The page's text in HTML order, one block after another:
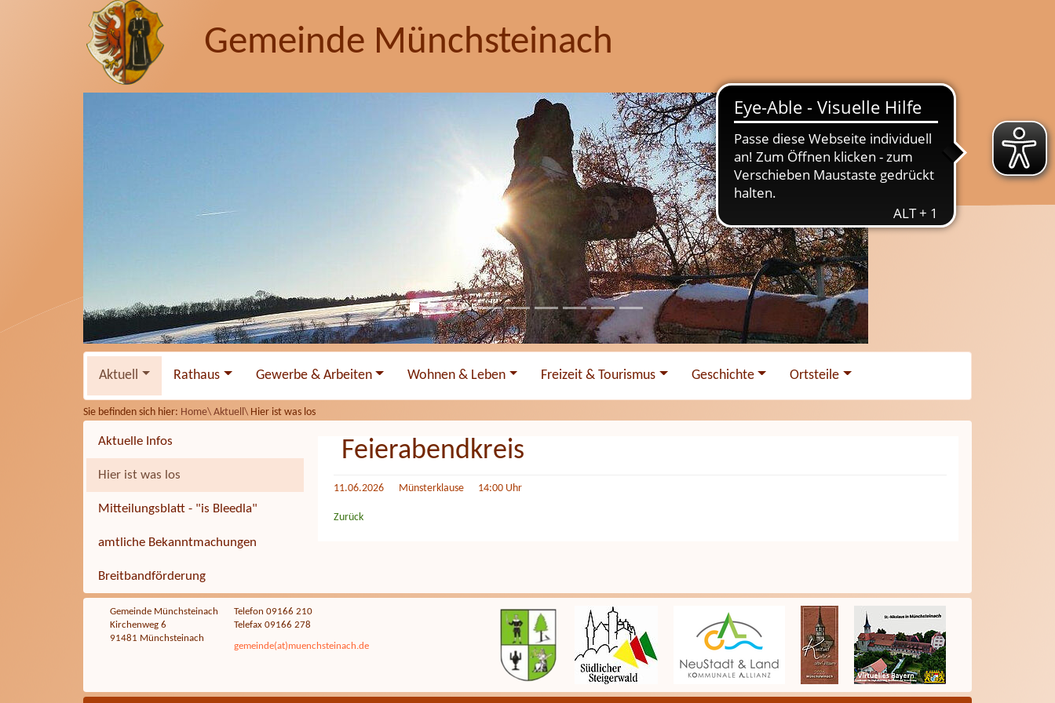
Gemeinde Münchsteinach
Aktuell Rathaus Gewerbe & Arbeiten Wohnen & Leben Freizeit & Tourismus Geschichte Ortsteile
Sie befinden sich hier: Home\ Aktuell\ Hier ist was los
Aktuelle Infos
Hier ist was los
Mitteilungsblatt - "is Bleedla"
amtliche Bekanntmachungen
Breitbandförderung
Feierabendkreis
11.06.2026 Münsterklause 14:00 Uhr
Zurück
Gemeinde Münchsteinach
Kirchenweg 6
91481 Münchsteinach
Telefon 09166 210
Telefax 09166 278
gemeinde(at)muenchsteinach.de